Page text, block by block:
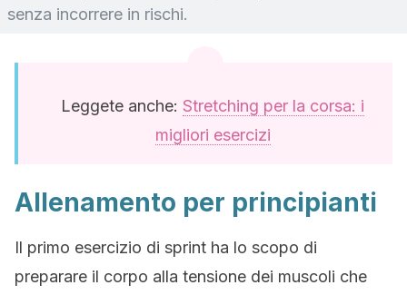
senza incorrere in rischi.
Leggete anche: Stretching per la corsa: i
migliori esercizi
Allenamento per principianti
Il primo esercizio di sprint ha lo scopo di
preparare il corpo alla tensione dei muscoli che